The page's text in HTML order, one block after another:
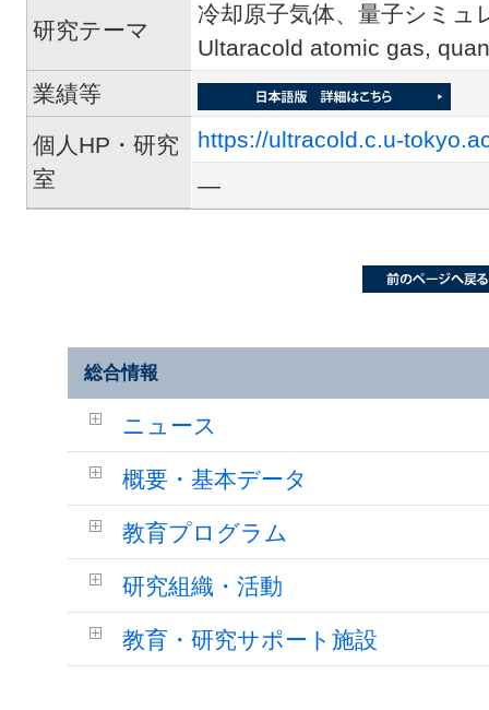
研究テーマ
冷却原子気体、量子シミュ
Ultaracold atomic gas,
業績等
個人HP・研究
室
https://ultracold.c.u-
―
総合情報
ニュース
概要・基本データ
教育プログラム
研究組織・活動
教育・研究サポート施設